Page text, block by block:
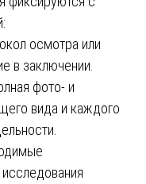
осмотра или
в заключении.
фото- и
вида и каждого